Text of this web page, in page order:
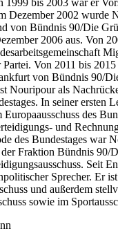
1999 bis 2003 war er
Dezember 2002 wurde
von Bündnis 90/Die
2006 aus. Von
Von 2011 bis
von Bündnis 90/
Nouripour als
In seiner ersten
des
und
des Bundestages war
Fraktion Bündnis 90/
Seit
Sprecher. Er
und außerdem
sowie im